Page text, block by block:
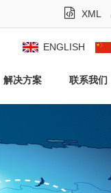
XML
ENGLISH
解决方案 联系我们